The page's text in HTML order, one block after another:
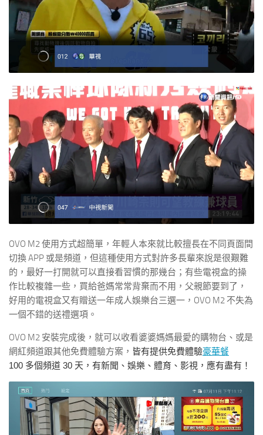
OVO M2 使用方式超簡單，年輕人本來就比較擅長在不同頁面間
切換 APP 或是頻道，但這種使用方式對許多長輩來說是很艱難
的，最好一打開就可以直接看習慣的那幾台；有些電視盒的操
作比較複雜一些，買給爸媽常常背棄而不用，父親節要到了，
好用的電視盒又有贈送一年成人娛樂台三選一，OVO M2 不失為
一個不錯的送禮選項。
OVO M2 安裝完成後，就可以收看婆婆媽媽最愛的購物台 、或是
網紅頻道跟其他免費體驗方案， 皆有提供免費體驗豪華餐
100 多個頻道 30 天，有新聞、娛樂、體育、影視，應有盡有！